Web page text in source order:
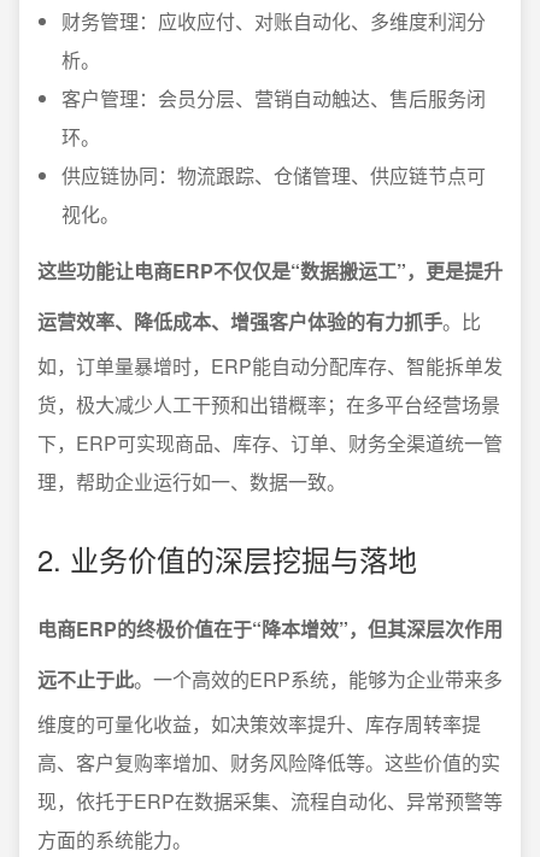
财务管理：应收应付、对账自动化、多维度利润分
析。
客户管理：会员分层、营销自动触达、售后服务闭
环。
供应链协同：物流跟踪、仓储管理、供应链节点可
视化。
这些功能让电商ERP不仅仅是“数据搬运工”，更是提升
运营效率、降低成本、增强客户体验的有力抓手。比
如，订单量暴增时，ERP能自动分配库存、智能拆单发
货，极大减少人工干预和出错概率；在多平台经营场景
下，ERP可实现商品、库存、订单、财务全渠道统一管
理，帮助企业运行如一、数据一致。
2. 业务价值的深层挖掘与落地
电商ERP的终极价值在于“降本增效”，但其深层次作用
远不止于此。一个高效的ERP系统，能够为企业带来多
维度的可量化收益，如决策效率提升、库存周转率提
高、客户复购率增加、财务风险降低等。这些价值的实
现，依托于ERP在数据采集、流程自动化、异常预警等
方面的系统能力。